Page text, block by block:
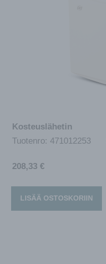
Kosteuslähetin
Tuotenro: 471012253
208,33 €
LISÄÄ OSTOSKORIIN